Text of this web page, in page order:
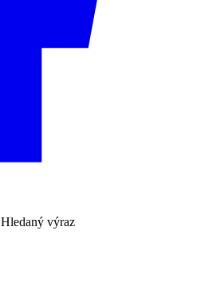
Hledaný výraz